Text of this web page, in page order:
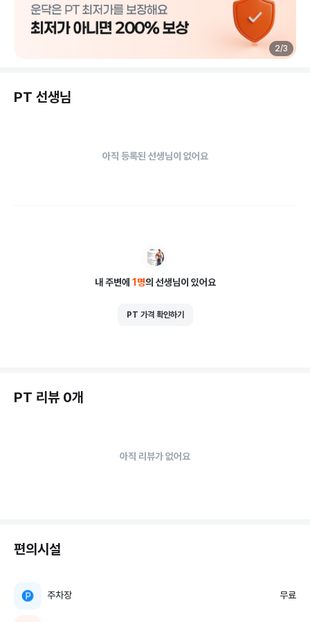
3/3
PT 선생님
아직 등록된 선생님이 없어요
내 주변에 1 명의 선생님이 있어요
PT 가격 확인하기
PT 리뷰 0개
아직 리뷰가 없어요
편의시설
주차장 무료